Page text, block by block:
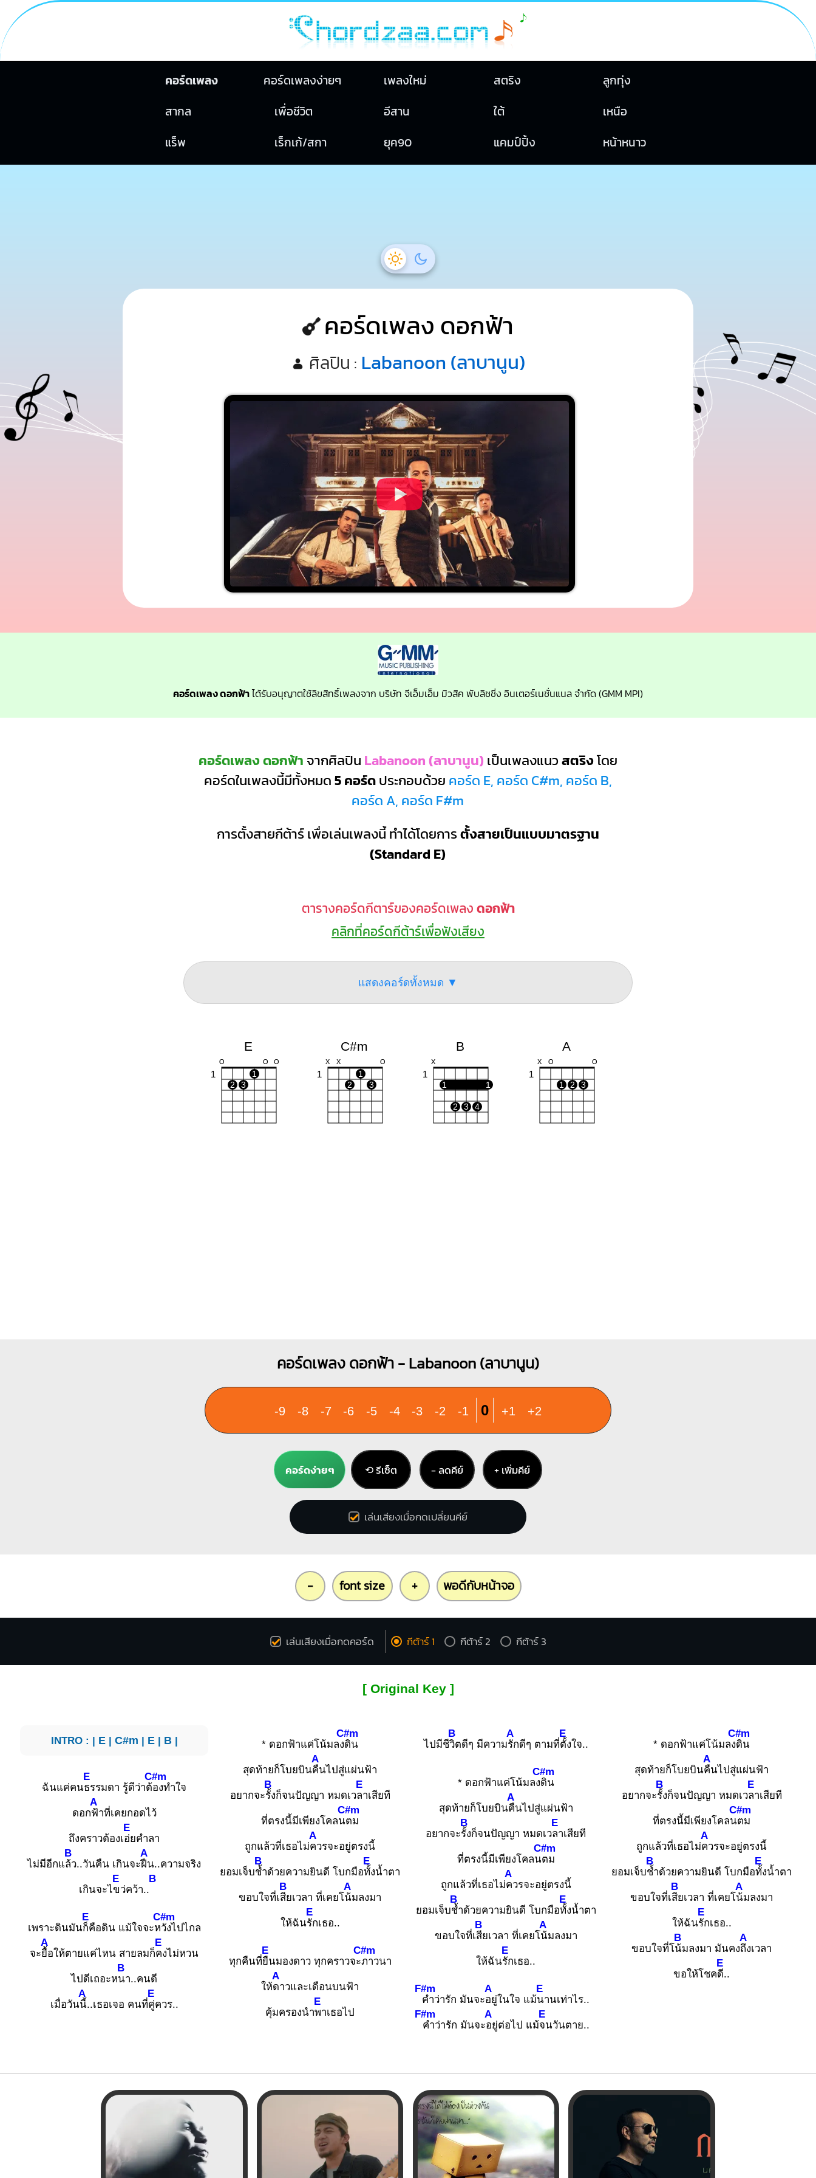
คอร์ดเพลง คอร์ดเพลงง่ายๆ เพลงใหม่ สตริง
ลูกทุ่ง
สากล
เพื่อชีวิต อีสาน ใต้
เหนือ
แร็พ
เร็กเก้/สกา ยุค90 แคมป์ปิ้ง หน้าหนาว
คอร์ดเพลง ดอกฟ้า
ศิลปิน : Labanoon (ลาบานูน)
คอร์ดเพลง ดอกฟ้าได้รับอนุญาตใช้ลิขสิทธิ์เพลงจาก บริษัท จีเอ็มเอ็ม มิวสิค พับลิชชิ่ง อินเตอร์เนชั่นแนล จำกัด (GMM MPI)
คอร์ดเพลง ดอกฟ้า จากศิลปิน Labanoon (ลาบานูน) เป็นเพลงแนวสตริงโดย
คอร์ดในเพลงนี้มีทั้งหมด5 คอร์ดประกอบด้วย คอร์ด E, คอร์ด C#m, คอร์ด B,
คอร์ด A, คอร์ด F#m
การตั้งสายกีต้าร์ เพื่อเล่นเพลงนี้ ทำได้โดยการตั้งสายเป็นแบบมาตรฐาน
(Standard E)
ตารางคอร์ดกีตาร์ของคอร์ดเพลงดอกฟ้า
คลิกที่คอร์ดกีต้าร์เพื่อฟังเสียง
แสดงคอร์ดทั้งหมด ▼
E
O O O
1
1
2
3
C#m
X X O
1
1
2
3
B
X
1
1 1
2 3 4
A
X O O
1
1 2 3
คอร์ดเพลง ดอกฟ้า - Labanoon (ลาบานูน)
-9 -8 -7 -6 -5 -4 -3 -2 -1 0 +1 +2
คอร์ดง่ายๆ ⟲ รีเซ็ต − ลดคีย์ + เพิ่มคีย์
เล่นเสียงเมื่อกดเปลี่ยนคีย์
- font size + พอดีกับหน้าจอ
เล่นเสียงเมื่อกดคอร์ด กีต้าร์ 1 กีต้าร์ 2 กีต้าร์ 3
[ Original Key ]
INTRO : | E| C#m | E| B|
ฉันแค่คน
E
ธรรมดา รู้ดีว่าต้
C#m
องทำใจ
ดอก
A
ฟ้าที่เคยกอดไว้
ถึงคราวต้องเ
E
อ่ยคำลา
ไม่มีอีกแ
B
ล้ว..วันคืน เกินจะ
A
ฝืน..ความจริง
เกินจะไ
E
ขว่คว้า..
B
เพราะดินมัน
E
ก็คือดิน แม้ใจจะห
C#m
วังไปไกล
จะ
A
ยื้อให้ตายแค่ไหน สายลมก็
E
คงไม่หวน
ไปดีเถอะห
B
นา..คนดี
เมื่อวัน
A
นี้..เธอเจอ คนที่
E
คู่ควร..
* ดอกฟ้าแค่โน้มลง
C#m
ดิน
สุดท้ายก็โบยบิน
A
คืนไปสู่แผ่นฟ้า
อยากจะ
B
รั้งก็จนปัญญา หมดเว
E
ลาเสียที
ที่ตรงนี้มีเพียงโคลน
C#m
ตม
ถูกแล้วที่เธอไม่
A
ควรจะอยู่ตรงนี้
ยอมเจ็บ
B
ช้ำด้วยความยินดี โบกมือ
E
ทั้งน้ำตา
ขอบใจที่เ
B
สียเวลา ที่เคยโ
A
น้มลงมา
ให้ฉัน
E
รักเธอ..
ทุกคืนที่
E
ยืนมองดาว ทุกคราวจะ
C#m
ภาวนา
ให้
A
ดาวและเดือนบนฟ้า
คุ้มครองนำ
E
พาเธอไป
ไปมีชี
B
วิตดีๆ มีความ
A
รักดีๆ ตามที่
E
ตั้งใจ..
* ดอกฟ้าแค่โน้มลง
C#m
ดิน
สุดท้ายก็โบยบิน
A
คืนไปสู่แผ่นฟ้า
อยากจะ
B
รั้งก็จนปัญญา หมดเว
E
ลาเสียที
ที่ตรงนี้มีเพียงโคลน
C#m
ตม
ถูกแล้วที่เธอไม่
A
ควรจะอยู่ตรงนี้
ยอมเจ็บ
B
ช้ำด้วยความยินดี โบกมือ
E
ทั้งน้ำตา
ขอบใจที่เ
B
สียเวลา ที่เคยโ
A
น้มลงมา
ให้ฉัน
E
รักเธอ..
F#m
คำว่ารัก มันจะ
A
อยู่ในใจ แม้
E
นานเท่าไร..
F#m
คำว่ารัก มันจะ
A
อยู่ต่อไป แม้
E
จนวันตาย..
* ดอกฟ้าแค่โน้มลง
C#m
ดิน
สุดท้ายก็โบยบิน
A
คืนไปสู่แผ่นฟ้า
อยากจะ
B
รั้งก็จนปัญญา หมดเว
E
ลาเสียที
ที่ตรงนี้มีเพียงโคลน
C#m
ตม
ถูกแล้วที่เธอไม่
A
ควรจะอยู่ตรงนี้
ยอมเจ็บ
B
ช้ำด้วยความยินดี โบกมือ
E
ทั้งน้ำตา
ขอบใจที่เ
B
สียเวลา ที่เคยโ
A
น้มลงมา
ให้ฉัน
E
รักเธอ..
ขอบใจที่โ
B
น้มลงมา มันคง
A
ถึงเวลา
ขอให้โชค
E
ดี..